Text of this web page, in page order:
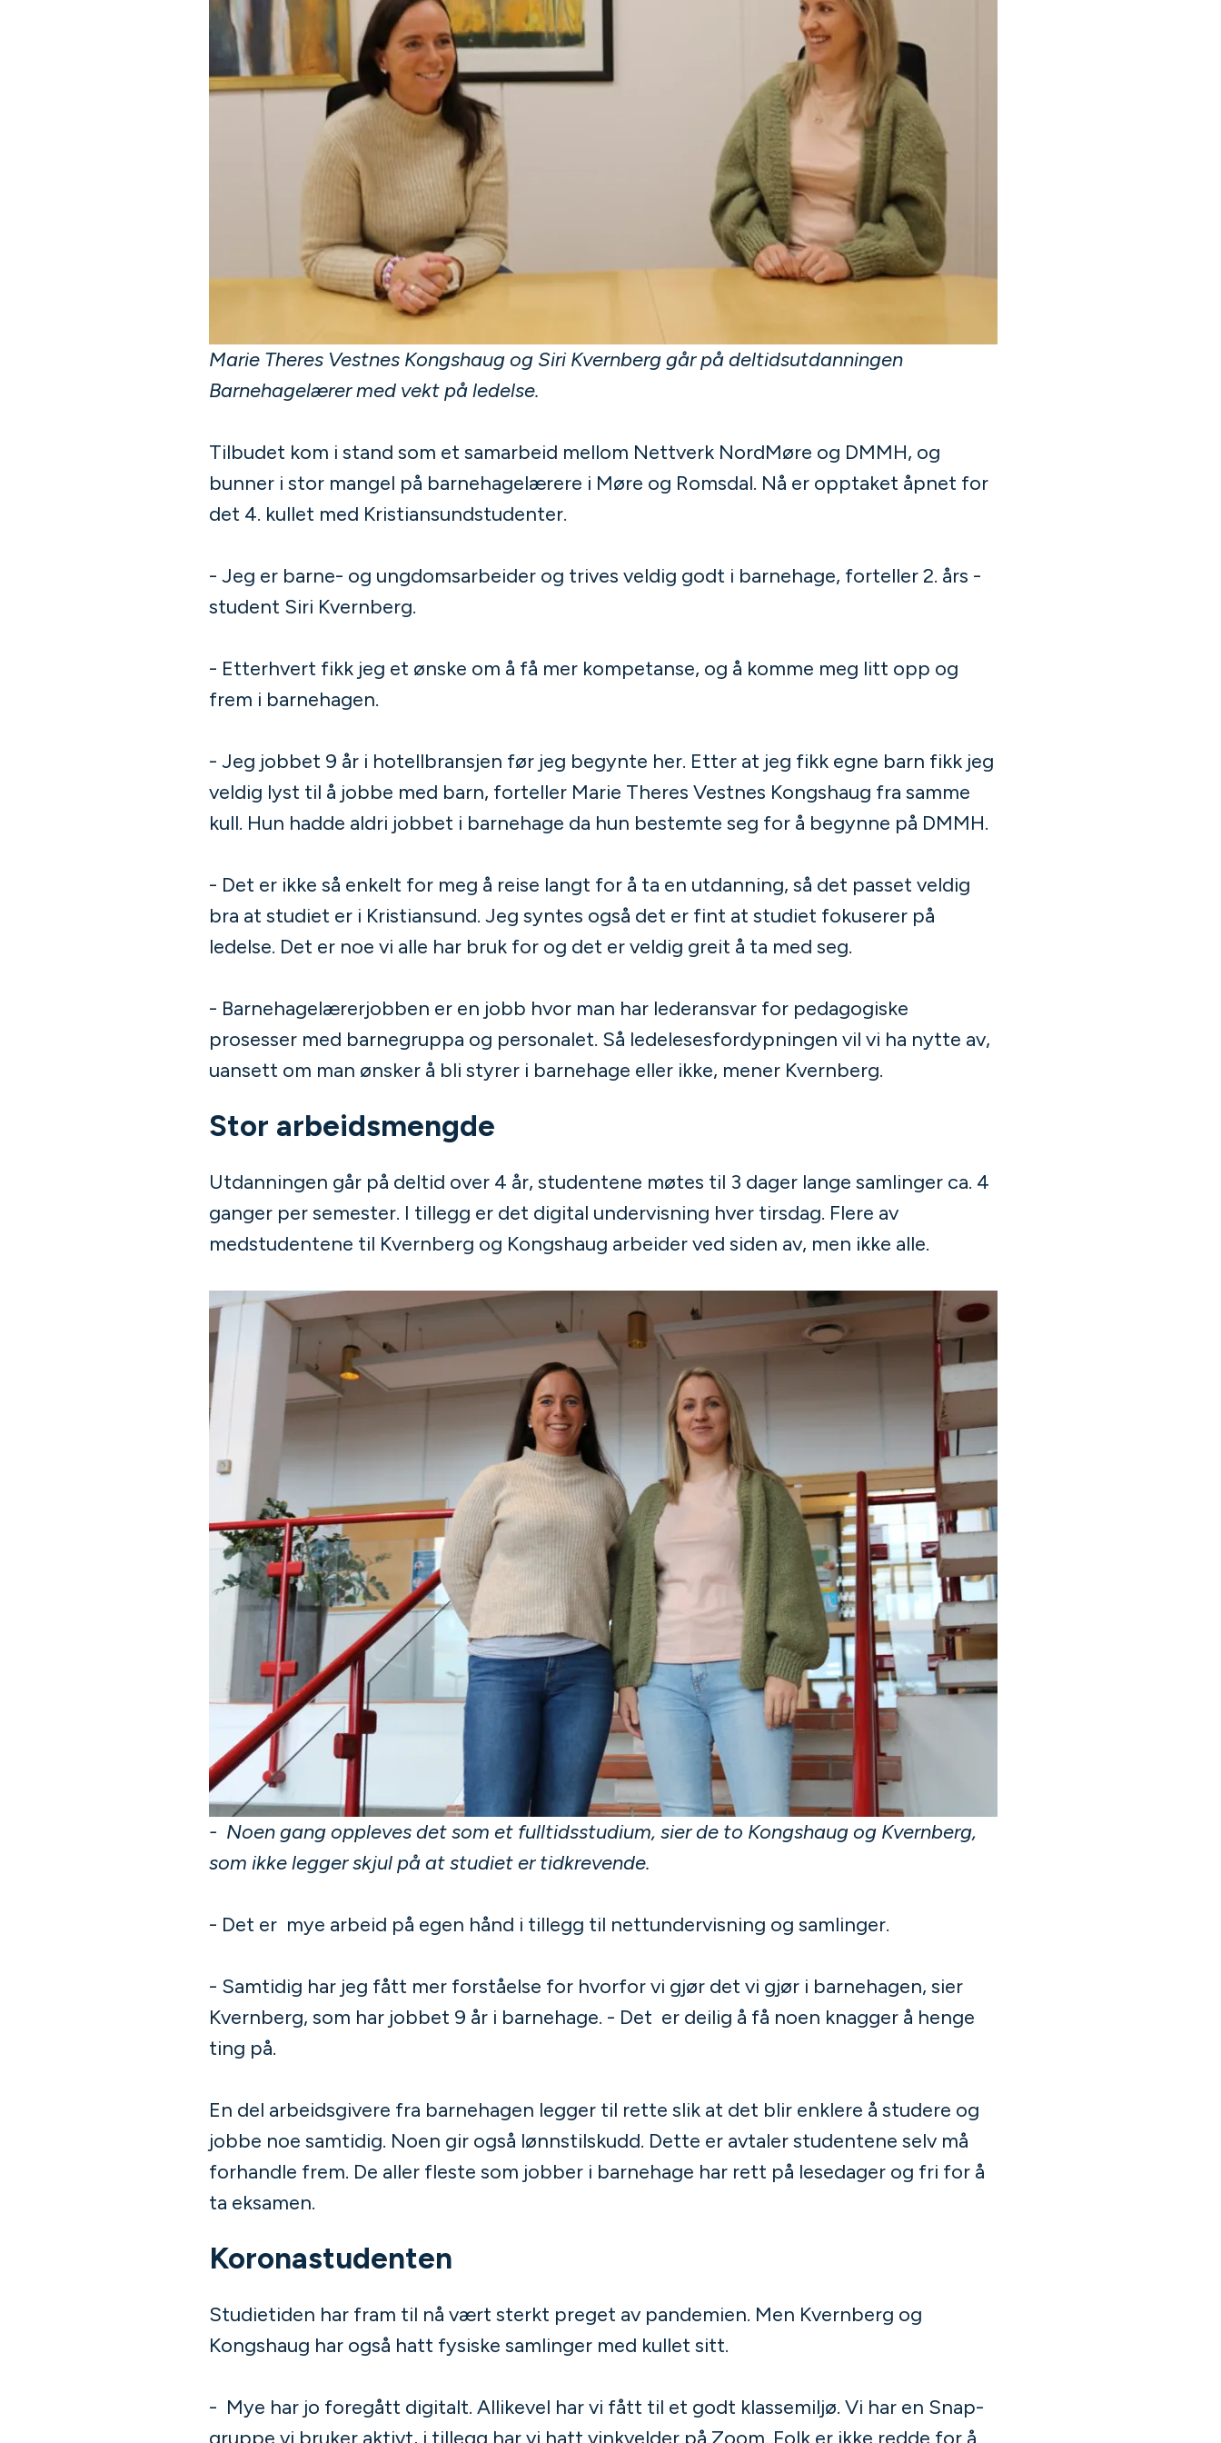
Marie Theres Vestnes Kongshaug og Siri Kvernberg går på deltidsutdanningen
Barnehagelærer med vekt på ledelse.
Tilbudet kom i stand som et samarbeid mellom Nettverk NordMøre og DMMH, og
bunner i stor mangel på barnehagelærere i Møre og Romsdal. Nå er opptaket åpnet for
det 4. kullet med Kristiansundstudenter.
- Jeg er barne- og ungdomsarbeider og trives veldig godt i barnehage, forteller 2. års -
student Siri Kvernberg.
- Etterhvert fikk jeg et ønske om å få mer kompetanse, og å komme meg litt opp og
frem i barnehagen.
- Jeg jobbet 9 år i hotellbransjen før jeg begynte her. Etter at jeg fikk egne barn fikk jeg
veldig lyst til å jobbe med barn, forteller Marie Theres Vestnes Kongshaug fra samme
kull. Hun hadde aldri jobbet i barnehage da hun bestemte seg for å begynne på DMMH.
- Det er ikke så enkelt for meg å reise langt for å ta en utdanning, så det passet veldig
bra at studiet er i Kristiansund. Jeg syntes også det er fint at studiet fokuserer på
ledelse. Det er noe vi alle har bruk for og det er veldig greit å ta med seg.
- Barnehagelærerjobben er en jobb hvor man har lederansvar for pedagogiske
prosesser med barnegruppa og personalet. Så ledelesesfordypningen vil vi ha nytte av,
uansett om man ønsker å bli styrer i barnehage eller ikke, mener Kvernberg.
Stor arbeidsmengde
Utdanningen går på deltid over 4 år, studentene møtes til 3 dager lange samlinger ca. 4
ganger per semester. I tillegg er det digital undervisning hver tirsdag. Flere av
medstudentene til Kvernberg og Kongshaug arbeider ved siden av, men ikke alle.
- Noen gang oppleves det som et fulltidsstudium, sier de to Kongshaug og Kvernberg,
som ikke legger skjul på at studiet er tidkrevende.
- Det er mye arbeid på egen hånd i tillegg til nettundervisning og samlinger.
- Samtidig har jeg fått mer forståelse for hvorfor vi gjør det vi gjør i barnehagen, sier
Kvernberg, som har jobbet 9 år i barnehage. - Det er deilig å få noen knagger å henge
ting på.
En del arbeidsgivere fra barnehagen legger til rette slik at det blir enklere å studere og
jobbe noe samtidig. Noen gir også lønnstilskudd. Dette er avtaler studentene selv må
forhandle frem. De aller fleste som jobber i barnehage har rett på lesedager og fri for å
ta eksamen.
Koronastudenten
Studietiden har fram til nå vært sterkt preget av pandemien. Men Kvernberg og
Kongshaug har også hatt fysiske samlinger med kullet sitt.
- Mye har jo foregått digitalt. Allikevel har vi fått til et godt klassemiljø. Vi har en Snap-
gruppe vi bruker aktivt, i tillegg har vi hatt vinkvelder på Zoom. Folk er ikke redde for å